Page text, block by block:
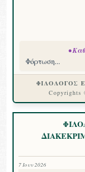
•
Φόρτωση...
ΦΙΛΟΛΟΓΟΣ
Copyrights
7 Ιουν 2026